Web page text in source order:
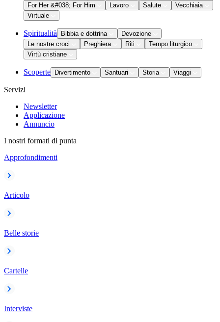
For Her &#038; For Him
Lavoro Salute
Vecchiaia
Virtuale
Spiritualità Bibbia e dottrina
Devozione
Le nostre croci
Preghiera Riti
Tempo liturgico
Virtù cristiane
Scoperte Divertimento Santuari Storia Viaggi
Servizi
Newsletter
Applicazione
Annuncio
I nostri formati di punta
Approfondimenti
Articolo
Belle storie
Cartelle
Interviste